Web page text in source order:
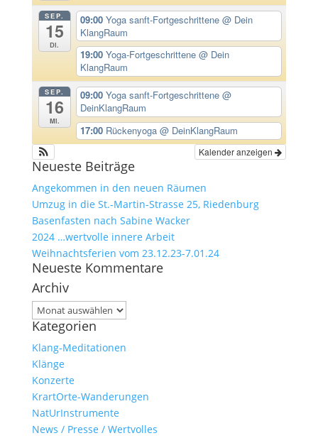
SEP.
15
Di.
09:00Yoga sanft-Fortgeschrittene@ Dein
KlangRaum
19:00Yoga-Fortgeschrittene@ Dein
KlangRaum
SEP.
16
Mi.
09:00Yoga sanft-Fortgeschrittene@
DeinKlangRaum
17:00 Rückenyoga@ DeinKlangRaum
Kalender anzeigen
Neueste Beiträge
Angekommen in den neuen Räumen
Umzug in die St.-Martin-Strasse 25, Riedenburg
Basenfasten nach Sabine Wacker
2024 …wertvolle innere Arbeit
Weihnachtsferien vom 23.12.23-7.01.24
Neueste Kommentare
Archiv
Archiv
Kategorien
Klang-Meditationen
Klänge
Konzerte
KrartOrte-Wanderungen
NatUrInstrumente
News / Presse / Wertvolles